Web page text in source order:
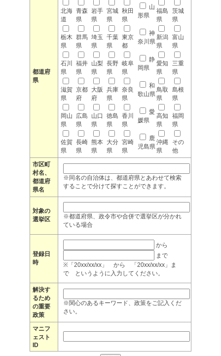
都道府
県
北海
道
青森
県
岩手
県
宮城
県
秋田
県
山
形県
福島
県
茨城
県
栃木
県
群馬
県
埼玉
県
千葉
県
東京
都
神
奈川県
新潟
県
富山
県
石川
県
福井
県
山梨
県
長野
県
岐阜
県
静
岡県
愛知
県
三重
県
滋賀
県
京都
府
大阪
府
兵庫
県
奈良
県
和
歌山県
鳥取
県
島根
県
岡山
県
広島
県
山口
県
徳島
県
香川
県
愛
媛県
高知
県
福岡
県
佐賀
県
長崎
県
熊本
県
大分
県
宮崎
県
鹿
児島県
沖縄
県
その
他
市区町
村名、
都道府
県名
※同名の自治体は、都道府県とあわせて検索
することで分けて探すことができます。
対象の
選挙区
※都道府県、政令市や合併で選挙区が分かれ
ている場合
登録日
時
から
まで
※「20xx/xx/xx」 から 「20xx/xx/xx」ま
で というように入力してください。
解決す
るため
の重要
政策
※関心のあるキーワード、政策をご記入くだ
さい。
マニフ
ェスト
ID